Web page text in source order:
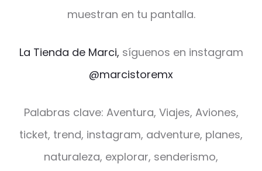
muestran en tu pantalla.
La Tienda de Marci, síguenos en instagram
@marcistoremx
Palabras clave: Aventura, Viajes, Aviones,
ticket, trend, instagram, adventure, planes,
naturaleza, explorar, senderismo,